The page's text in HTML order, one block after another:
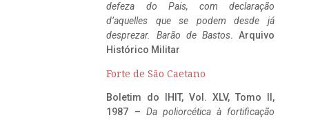
defeza do Pais, com declaração
d’aquelles que se podem desde já
desprezar. Barão de Bastos. Arquivo
Histórico Militar
Forte de São Caetano
Boletim do IHIT, Vol. XLV, Tomo II,
1987 – Da poliorcética à fortificação